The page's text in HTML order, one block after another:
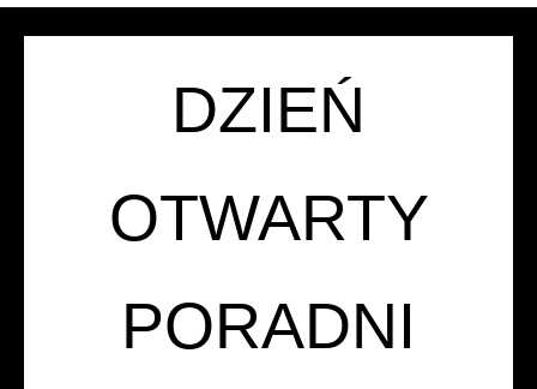
DZIEŃ
OTWARTY
PORADNI